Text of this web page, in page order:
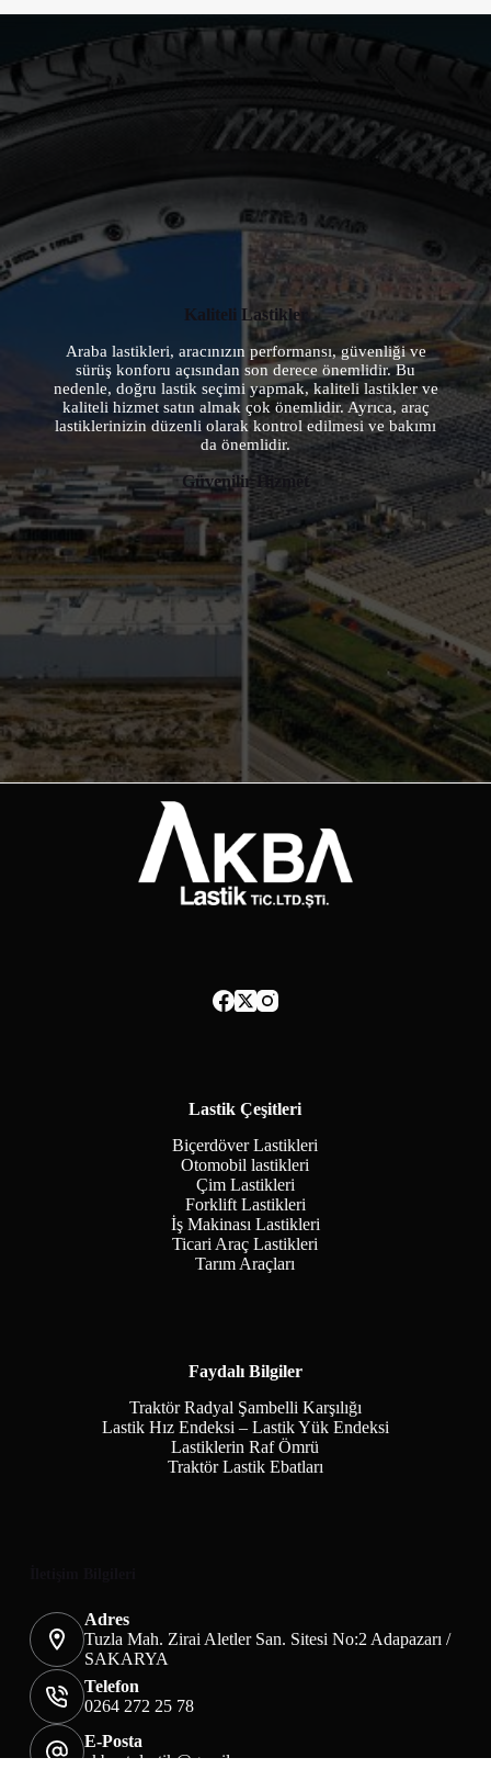
Kaliteli Lastikler
Araba lastikleri, aracınızın performansı, güvenliği ve
sürüş konforu açısından son derece önemlidir. Bu
nedenle, doğru lastik seçimi yapmak, kaliteli lastikler ve
kaliteli hizmet satın almak çok önemlidir. Ayrıca, araç
lastiklerinizin düzenli olarak kontrol edilmesi ve bakımı
da önemlidir.
Güvenilir Hizmet
Lastik Çeşitleri
Biçerdöver Lastikleri
Otomobil lastikleri
Çim Lastikleri
Forklift Lastikleri
İş Makinası Lastikleri
Ticari Araç Lastikleri
Tarım Araçları
Faydalı Bilgiler
Traktör Radyal Şambelli Karşılığı
Lastik Hız Endeksi – Lastik Yük Endeksi
Lastiklerin Raf Ömrü
Traktör Lastik Ebatları
Adres
Tuzla Mah. Zirai Aletler San. Sitesi No:2 Adapazarı /
SAKARYA
Telefon
0264 272 25 78
E-Posta
akbaotolastik@gmail.com